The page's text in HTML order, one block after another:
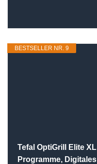
BESTSELLER NR. 9
Tefal OptiGrill Elite
Programme,